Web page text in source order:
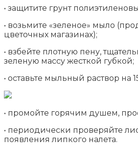
• защитите грунт
• возьмите «зеленое» мыло
цветочных магазинах);
• взбейте плотную пену,
зеленую массу жесткой губкой;
• оставьте мыльный раствор на
• промойте горячим душем,
• периодически проверяйте
появления липкого налета.